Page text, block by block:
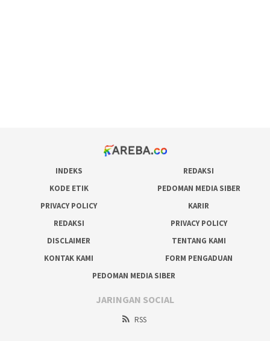
INDEKS
REDAKSI
KODE ETIK
PEDOMAN MEDIA SIBER
PRIVACY POLICY
KARIR
REDAKSI
PRIVACY POLICY
DISCLAIMER
TENTANG KAMI
KONTAK KAMI
FORM PENGADUAN
PEDOMAN MEDIA SIBER
JARINGAN SOCIAL
RSS